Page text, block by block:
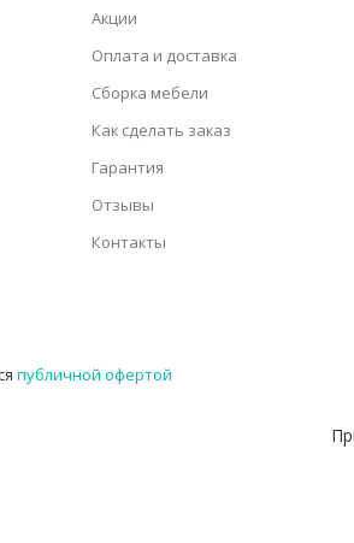
Акции
Оплата и доставка
Сборка мебели
Как сделать заказ
Гарантия
Отзывы
Контакты
публичной офертой